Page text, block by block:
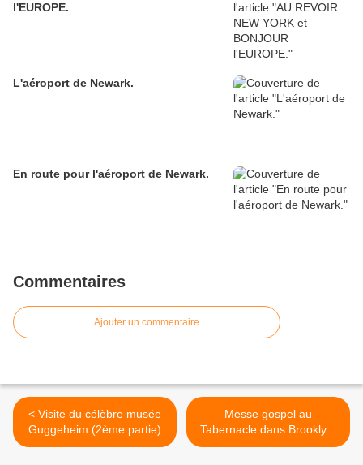
l'EUROPE.
L'aéroport de Newark.
En route pour l'aéroport de Newark.
Commentaires
Ajouter un commentaire
< Visite du célèbre musée
Guggeheim (2ème partie)
Messe gospel au
Tabernacle dans Brooklyn.
>